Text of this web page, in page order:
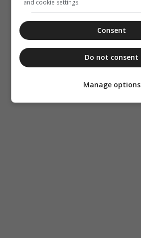
and cookie settings.
Consent
Do not consent
Manage options